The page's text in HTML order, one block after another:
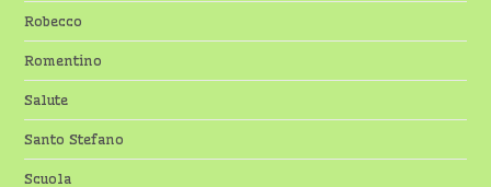
Robecco
Romentino
Salute
Santo Stefano
Scuola